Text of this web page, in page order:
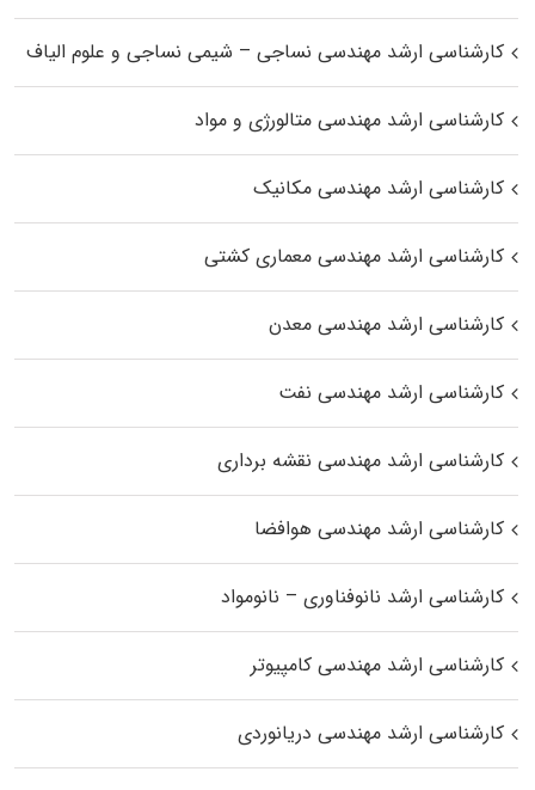
کارشناسی ارشد مهندسی نساجی – شیمی نساجی و علوم الیاف
کارشناسی ارشد مهندسی متالورژی و مواد
کارشناسی ارشد مهندسی مکانیک
کارشناسی ارشد مهندسی معماری کشتی
کارشناسی ارشد مهندسی معدن
کارشناسی ارشد مهندسی نفت
کارشناسی ارشد مهندسی نقشه برداری
کارشناسی ارشد مهندسی هوافضا
کارشناسی ارشد نانوفناوری – نانومواد
کارشناسی ارشد مهندسی کامپیوتر
کارشناسی ارشد مهندسی دریانوردی